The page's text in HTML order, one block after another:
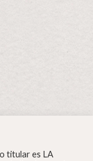
titular es LA